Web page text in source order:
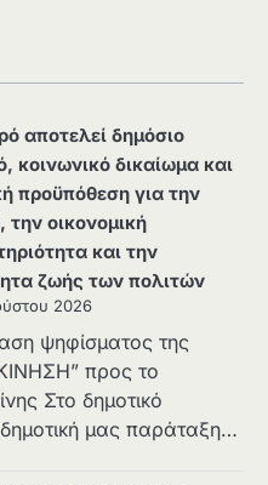
αποτελεί δημόσιο
κοινωνικό δικαίωμα και
προϋπόθεση για την
την οικονομική
και την
ζωής των πολιτών
2026
ψηφίσματος της
προς το
Στο δημοτικό
μας παράταξη…